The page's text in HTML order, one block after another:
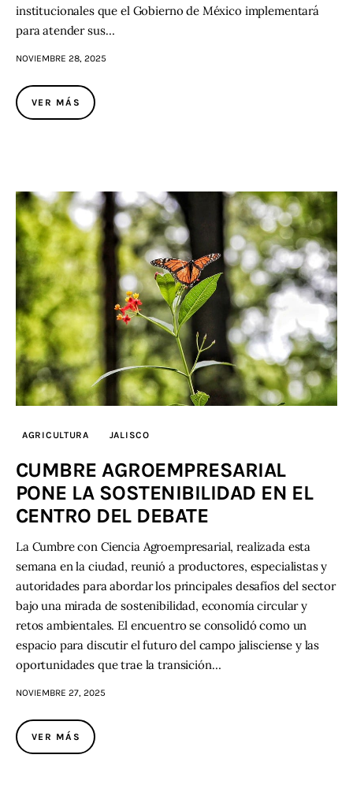
institucionales que el Gobierno de México implementará
para atender sus…
NOVIEMBRE 28, 2025
VER MÁS
AGRICULTURA JALISCO
CUMBRE AGROEMPRESARIAL
PONE LA SOSTENIBILIDAD EN EL
CENTRO DEL DEBATE
La Cumbre con Ciencia Agroempresarial, realizada esta
semana en la ciudad, reunió a productores, especialistas y
autoridades para abordar los principales desafíos del sector
bajo una mirada de sostenibilidad, economía circular y
retos ambientales. El encuentro se consolidó como un
espacio para discutir el futuro del campo jalisciense y las
oportunidades que trae la transición…
NOVIEMBRE 27, 2025
VER MÁS